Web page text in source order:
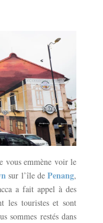
vous emmène voir le
sur l’île dePenang,
a fait appel à des
les touristes et sont
sommes restés dans